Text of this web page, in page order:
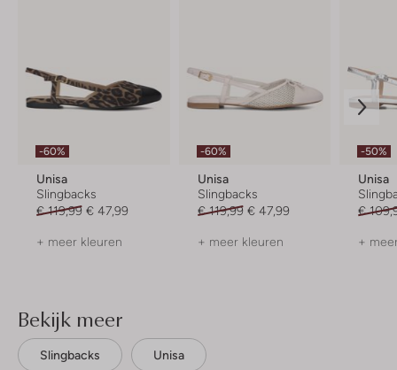
-60%
Unisa
Slingbacks
€ 119,99 € 47,99
+ meer kleuren
-60%
Unisa
Slingbacks
€ 119,99 € 47,99
+ meer kleuren
-50%
Unisa
€
+
Bekijk meer
Slingbacks Unisa